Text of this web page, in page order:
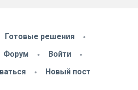
Готовые решения
Форум
Войти
Новый пост